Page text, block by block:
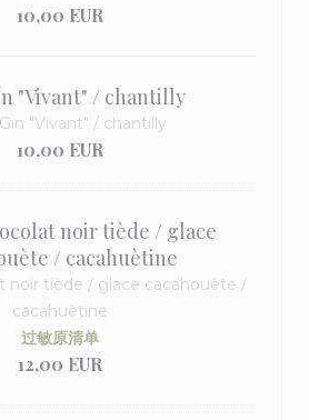
10,00 EUR
"Vivant" / chantilly
"Vivant" / chantilly
10,00 EUR
noir tiède / glace
/ cacahuètine
noir tiède / glace cacahouète /
cacahuètine
过敏原清单
12,00 EUR